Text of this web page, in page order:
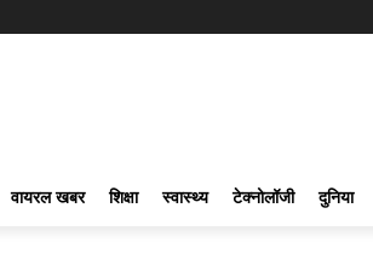
वायरल खबर शिक्षा स्वास्थ्य टेक्नोलॉजी दुनिया